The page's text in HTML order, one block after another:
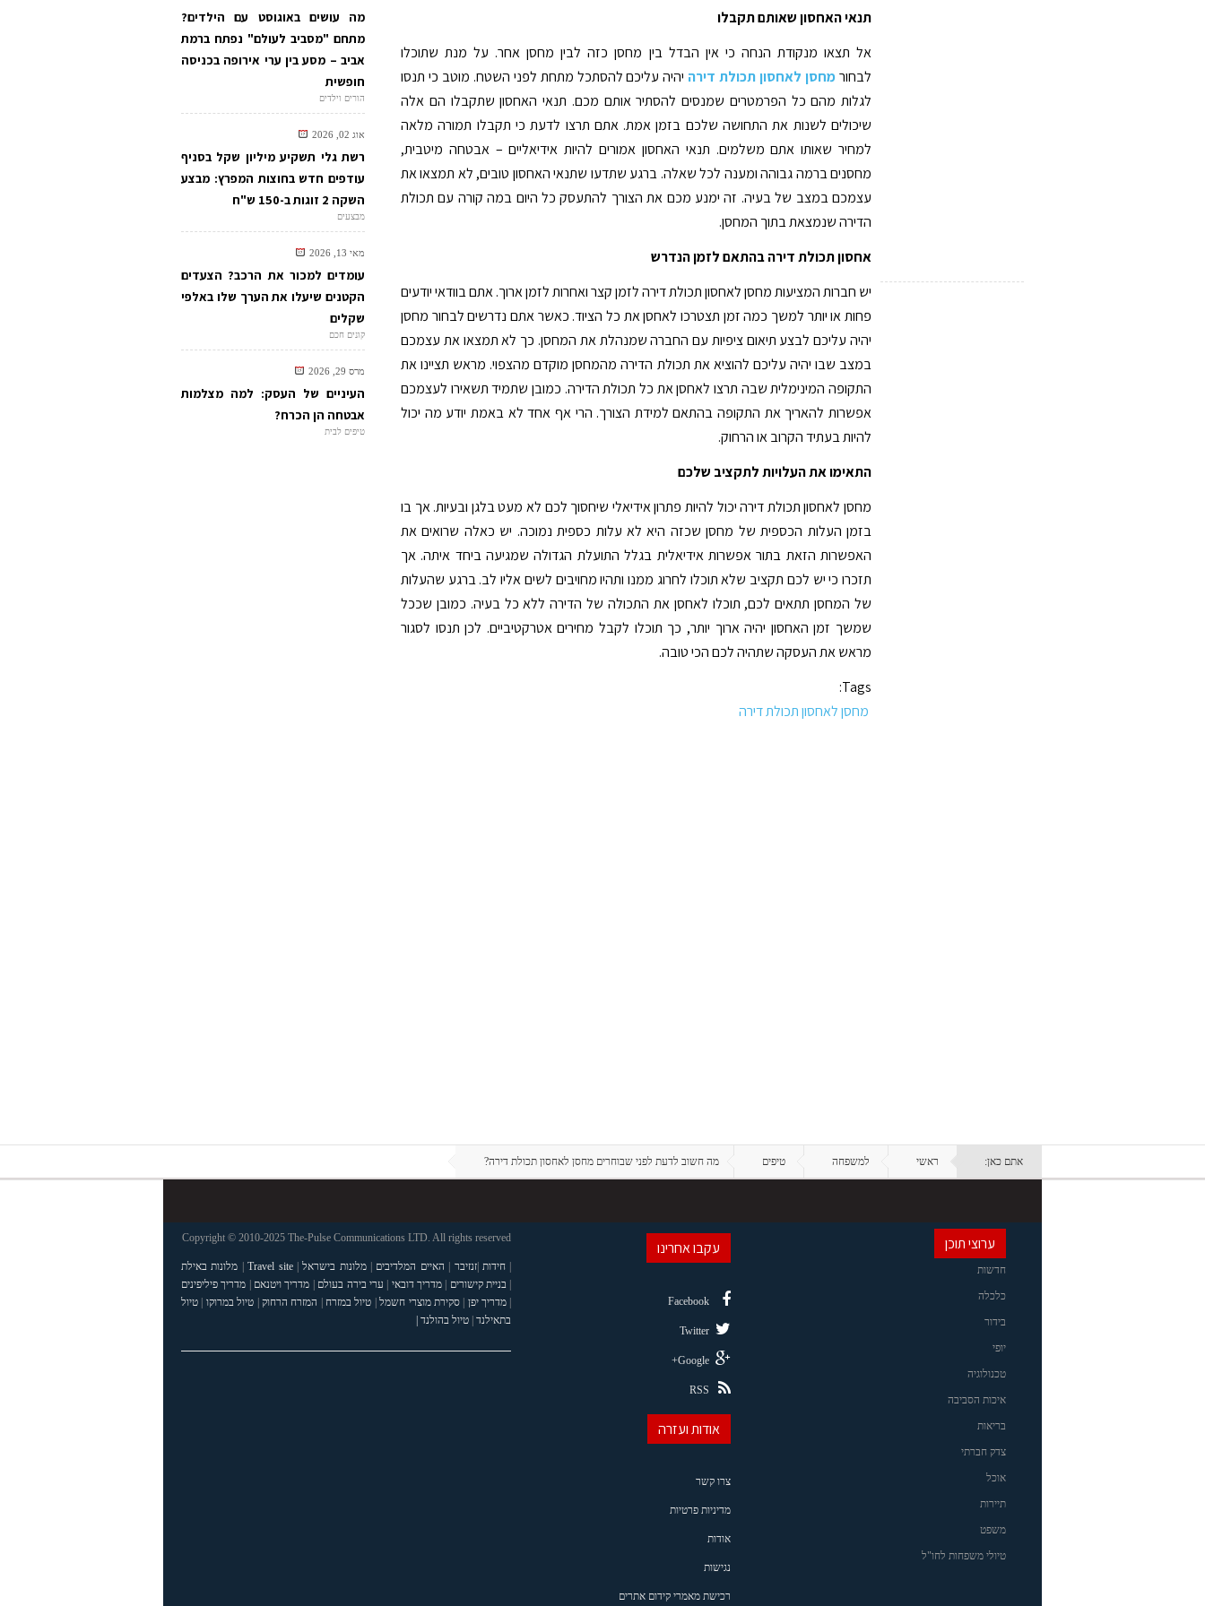
תנאי האחסון שאותם תקבלו
אל תצאו מנקודת הנחה כי אין הבדל בין מחסן כזה לבין מחסן אחר. על מנת שתוכלו
לבחורמחסן לאחסון תכולת דירה יהיה עליכם להסתכל מתחת לפני השטח. מוטב כי תנסו
לגלות מהם כל הפרמטרים שמנסים להסתיר אותם מכם. תנאי האחסון שתקבלו הם אלה
שיכולים לשנות את התחושה שלכם בזמן אמת. אתם תרצו לדעת כי תקבלו תמורה מלאה
למחיר שאותו אתם משלמים. תנאי האחסון אמורים להיות אידיאליים – אבטחה מיטבית,
מחסנים ברמה גבוהה ומענה לכל שאלה. ברגע שתדעו שתנאי האחסון טובים, לא תמצאו את
עצמכם במצב של בעיה. זה ימנע מכם את הצורך להתעסק כל היום במה קורה עם תכולת
הדירה שנמצאת בתוך המחסן.
אחסון תכולת דירה בהתאם לזמן הנדרש
יש חברות המציעות מחסן לאחסון תכולת דירה לזמן קצר ואחרות לזמן ארוך. אתם בוודאי יודעים
פחות או יותר למשך כמה זמן תצטרכו לאחסן את כל הציוד. כאשר אתם נדרשים לבחור מחסן
יהיה עליכם לבצע תיאום ציפיות עם החברה שמנהלת את המחסן. כך לא תמצאו את עצמכם
במצב שבו יהיה עליכם להוציא את תכולת הדירה מהמחסן מוקדם מהצפוי. מראש תציינו את
התקופה המינימלית שבה תרצו לאחסן את כל תכולת הדירה. כמובן שתמיד תשאירו לעצמכם
אפשרות להאריך את התקופה בהתאם למידת הצורך. הרי אף אחד לא באמת יודע מה יכול
להיות בעתיד הקרוב או הרחוק.
התאימו את העלויות לתקציב שלכם
מחסן לאחסון תכולת דירה יכול להיות פתרון אידיאלי שיחסוך לכם לא מעט בלגן ובעיות. אך בו
בזמן העלות הכספית של מחסן שכזה היא לא עלות כספית נמוכה. יש כאלה שרואים את
האפשרות הזאת בתור אפשרות אידיאלית בגלל התועלת הגדולה שמגיעה ביחד איתה. אך
תזכרו כי יש לכם תקציב שלא תוכלו לחרוג ממנו ותהיו מחויבים לשים אליו לב. ברגע שהעלות
של המחסן תתאים לכם, תוכלו לאחסן את התכולה של הדירה ללא כל בעיה. כמובן שככל
שמשך זמן האחסון יהיה ארוך יותר, כך תוכלו לקבל מחירים אטרקטיביים. לכן תנסו לסגור
מראש את העסקה שתהיה לכם הכי טובה.
Tags:
מחסן לאחסון תכולת דירה
מה עושים באוגוסט עם הילדים?
מתחם "מסביב לעולם" נפתח ברמת
אביב – מסע בין ערי אירופה בכניסה
חופשית
הורים וילדים
אוג 02, 2026
רשת גלי תשקיע מיליון שקל בסניף
עודפים חדש בחוצות המפרץ: מבצע
השקה 2 זוגות ב-150 ש"ח
מבצעים
מאי 13, 2026
עומדים למכור את הרכב? הצעדים
הקטנים שיעלו את הערך שלו באלפי
שקלים
קונים חכם
מרס 29, 2026
העיניים של העסק: למה מצלמות
אבטחה הן הכרח?
טיפים לבית
אתם כאן: ראשי למשפחה טיפים מה חשוב לדעת לפני שבוחרים מחסן לאחסון תכולת דירה?
ערוצי תוכן
חדשות
כלכלה
בידור
יופי
טכנולוגיה
איכות הסביבה
בריאות
צדק חברתי
אוכל
תיירות
משפט
טיולי משפחות לחו"ל
עקבו אחרינו
Facebook
Twitter
Google+
RSS
אודות ועזרה
צרו קשר
מדיניות פרטיות
אודות
נגישות
רכישת מאמרי קידום אתרים
Copyright © 2010-2025 The-Pulse Communications LTD. All rights reserved
חידות|זנזיבר האיים המלדיבים |מלונות בישראל|
Travel site
| מלונות באילת
בניית קישורים |מדריך דובאי ערי בירה בעולם מדריך ויטנאם
מדריך פיליפינים
מדריך יפן |סקירת מוצרי חשמל| טיול במזרח המזרח הרחוק טיול במרוקו
טיול
בתאילנד| טיול בהולנד |